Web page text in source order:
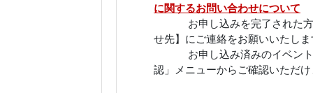
に関するお問い合わせについて
お申し込みを完了された方は
せ先】にご連絡をお願いいたし
お申し込み済みのイベントは
認」メニューからご確認いただ